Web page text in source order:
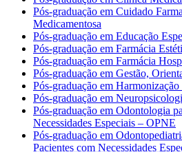
Pós-graduação em Cuidado
Medicamentosa
Pós-graduação em Educação
Pós-graduação em Farmácia
Pós-graduação em Farmácia
Pós-graduação em Gestão,
Pós-graduação em
Pós-graduação em
Pós-graduação em Odontologia
Necessidades Especiais – OPNE
Pós-graduação em
Pacientes com Necessidades